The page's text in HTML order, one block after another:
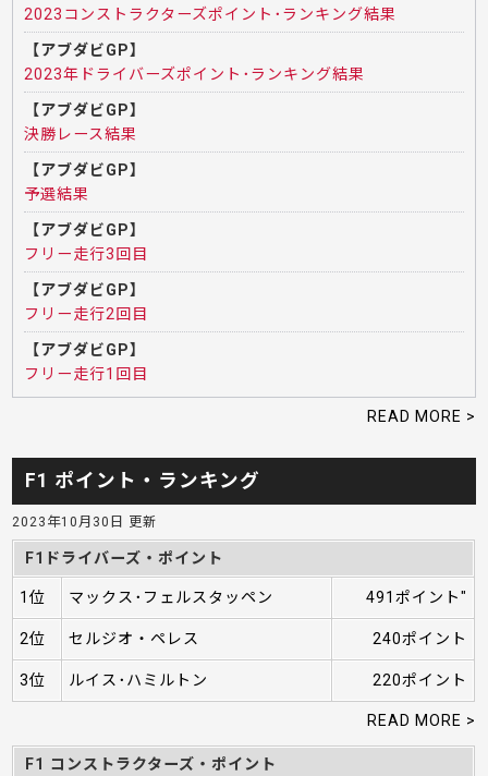
2023コンストラクターズポイント･ランキング結果
【アブダビGP】
2023年ドライバーズポイント･ランキング結果
【アブダビGP】
決勝レース結果
【アブダビGP】
予選結果
【アブダビGP】
フリー走行3回目
【アブダビGP】
フリー走行2回目
【アブダビGP】
フリー走行1回目
READ MORE >
F1 ポイント・ランキング
2023年10月30日 更新
F1ドライバーズ・ポイント
1位 マックス･フェルスタッペン 491ポイント"
2位 セルジオ・ペレス 240ポイント
3位 ルイス･ハミルトン 220ポイント
READ MORE >
F1 コンストラクターズ・ポイント